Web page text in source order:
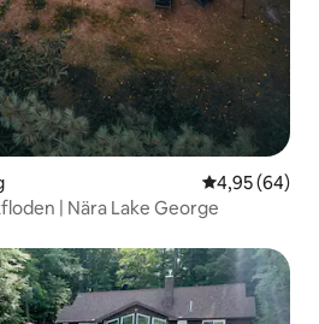
4,95 av 5 i
4,95 (64)
| Nära Lake George